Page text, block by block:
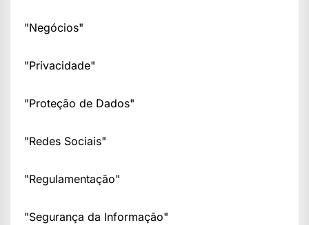
"Negócios"
"Privacidade"
"Proteção de Dados"
"Redes Sociais"
"Regulamentação"
"Segurança da Informação"